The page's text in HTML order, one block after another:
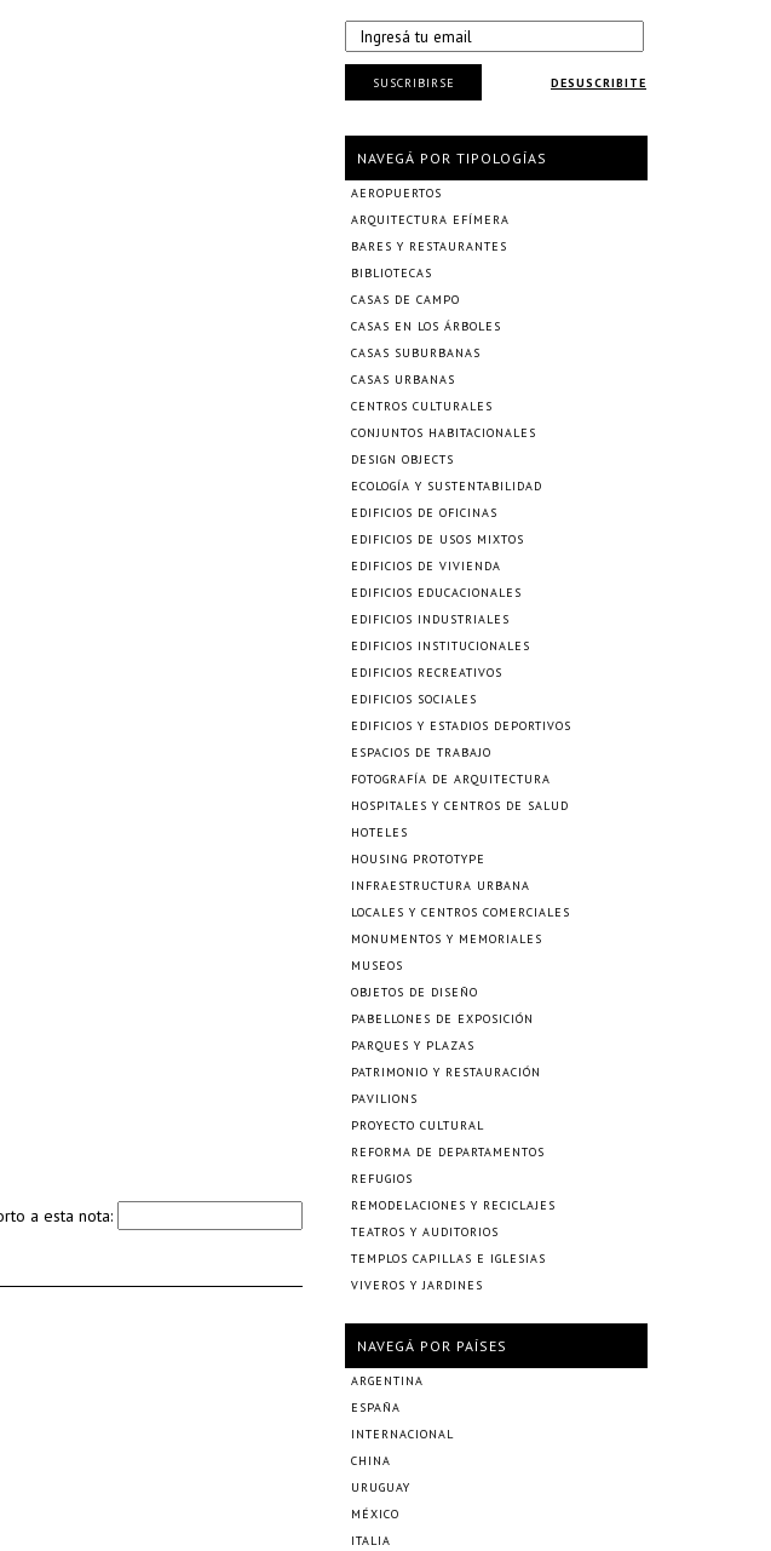
a esta nota:
DESUSCRIBITE
SUSCRIBIRSE
NAVEGÁ POR TIPOLOGÍAS
AEROPUERTOS
ARQUITECTURA EFÍMERA
BARES Y RESTAURANTES
BIBLIOTECAS
CASAS DE CAMPO
CASAS EN LOS ÁRBOLES
CASAS SUBURBANAS
CASAS URBANAS
CENTROS CULTURALES
CONJUNTOS HABITACIONALES
DESIGN OBJECTS
ECOLOGÍA Y SUSTENTABILIDAD
EDIFICIOS DE OFICINAS
EDIFICIOS DE USOS MIXTOS
EDIFICIOS DE VIVIENDA
EDIFICIOS EDUCACIONALES
EDIFICIOS INDUSTRIALES
EDIFICIOS INSTITUCIONALES
EDIFICIOS RECREATIVOS
EDIFICIOS SOCIALES
EDIFICIOS Y ESTADIOS DEPORTIVOS
ESPACIOS DE TRABAJO
FOTOGRAFÍA DE ARQUITECTURA
HOSPITALES Y CENTROS DE SALUD
HOTELES
HOUSING PROTOTYPE
INFRAESTRUCTURA URBANA
LOCALES Y CENTROS COMERCIALES
MONUMENTOS Y MEMORIALES
MUSEOS
OBJETOS DE DISEÑO
PABELLONES DE EXPOSICIÓN
PARQUES Y PLAZAS
PATRIMONIO Y RESTAURACIÓN
PAVILIONS
PROYECTO CULTURAL
REFORMA DE DEPARTAMENTOS
REFUGIOS
REMODELACIONES Y RECICLAJES
TEATROS Y AUDITORIOS
TEMPLOS CAPILLAS E IGLESIAS
VIVEROS Y JARDINES
NAVEGÁ POR PAÍSES
ARGENTINA
ESPAÑA
INTERNACIONAL
CHINA
URUGUAY
MÉXICO
ITALIA